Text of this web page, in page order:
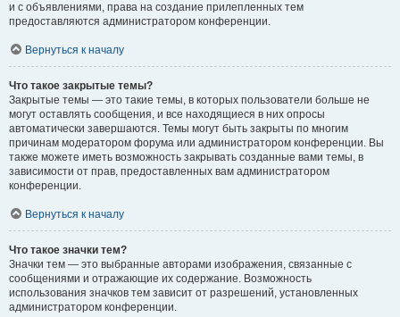
и с объявлениями, права на создание прилепленных тем
предоставляются администратором конференции.
Вернуться к началу
Что такое закрытые темы?
Закрытые темы — это такие темы, в которых пользователи больше не
могут оставлять сообщения, и все находящиеся в них опросы
автоматически завершаются. Темы могут быть закрыты по многим
причинам модератором форума или администратором конференции. Вы
также можете иметь возможность закрывать созданные вами темы, в
зависимости от прав, предоставленных вам администратором
конференции.
Вернуться к началу
Что такое значки тем?
Значки тем — это выбранные авторами изображения, связанные с
сообщениями и отражающие их содержание. Возможность
использования значков тем зависит от разрешений, установленных
администратором конференции.